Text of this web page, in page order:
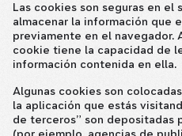
Las cookies son seguras en
almacenar la información que
previamente en el navegador.
cookie tiene la capacidad de
información contenida en ella.
Algunas cookies son
la aplicación que estás
de terceros” son depositadas